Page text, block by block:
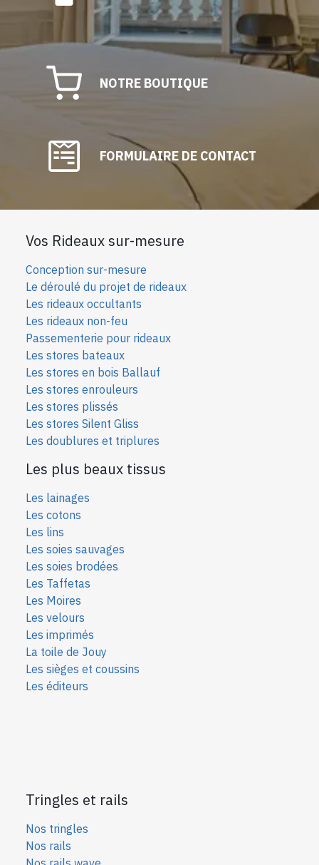
NOTRE BOUTIQUE
FORMULAIRE DE CONTACT
Vos Rideaux sur-mesure
Conception sur-mesure
Le déroulé du projet de rideaux
Les rideaux occultants
Les rideaux non-feu
Passementerie pour rideaux
Les stores bateaux
Les stores en bois Ballauf
Les stores enrouleurs
Les stores plissés
Les stores Silent Gliss
Les doublures et triplures
Les plus beaux tissus
Les lainages
Les cotons
Les lins
Les soies sauvages
Les soies brodées
Les Taffetas
Les Moires
Les velours
Les imprimés
La toile de Jouy
Les sièges et coussins
Les éditeurs
Tringles et rails
Nos tringles
Nos rails